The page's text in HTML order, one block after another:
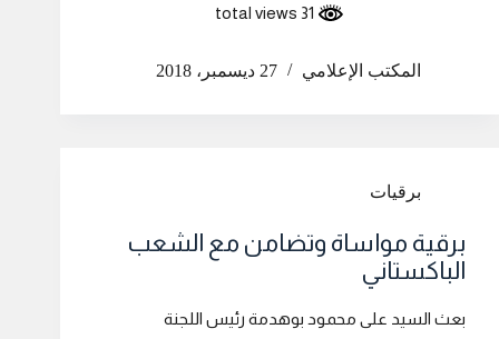
المكتب الإعلامي 27 ديسمبر، 2018
برقيات
برقية مواساة وتضامن مع الشعب
الباكستاني
بعث السيد على محمود بوهدمة رئيس اللجنة